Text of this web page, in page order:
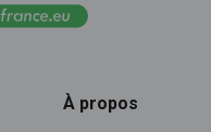
À propos